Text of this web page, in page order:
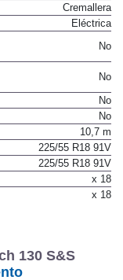
Cremallera
Eléctrica
No
No
No
No
10,7 m
225/55 R18 91V
225/55 R18 91V
x 18
x 18
130 S&S